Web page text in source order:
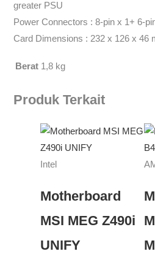
greater PSU
Power Connectors : 8-pin x 1+ 6-
Card Dimensions : 232 x 126 x 46
Berat 1,8 kg
Produk Terkait
Intel
Motherboard
MSI MEG Z490i
UNIFY